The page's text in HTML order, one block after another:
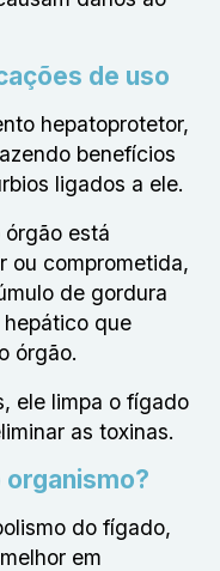
de uso
hepatoprotetor,
benefícios
ligados a ele.
está
ou comprometida,
de gordura
que
órgão.
ele limpa o fígado
as toxinas.
organismo?
do fígado,
em